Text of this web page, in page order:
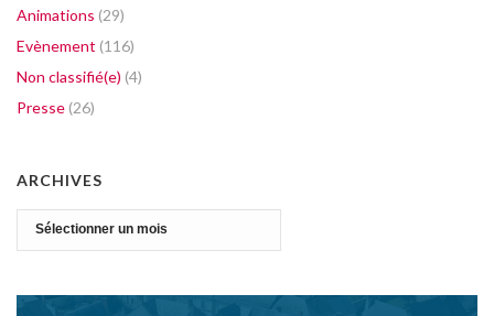
Animations (29)
Evènement (116)
Non classifié(e) (4)
Presse (26)
ARCHIVES
Archives